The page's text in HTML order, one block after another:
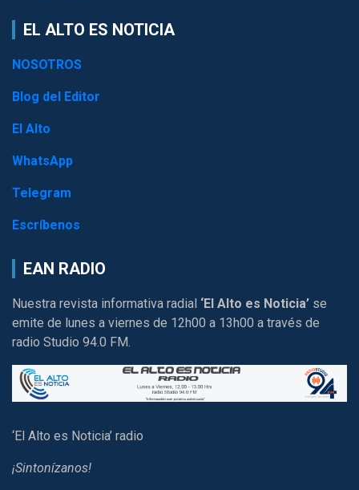
EL ALTO ES NOTICIA
NOSOTROS
Blog del Editor
El Alto
WhatsApp
Telegram
Escríbenos
EAN RADIO
Nuestra revista informativa radial ‘El Alto es Noticia’ se
emite de lunes a viernes de 12h00 a 13h00 a través de
radio Studio 94.0 FM.
‘El Alto es Noticia’ radio
¡Sintonízanos!